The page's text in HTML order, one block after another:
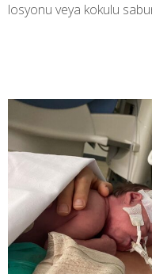
losyonu veya kokulu